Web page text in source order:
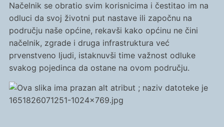
Načelnik se obratio svim korisnicima i čestitao im na
odluci da svoj životni put nastave ili započnu na
području naše općine, rekavši kako općinu ne čini
načelnik, zgrade i druga infrastruktura već
prvenstveno ljudi, istaknuvši time važnost odluke
svakog pojedinca da ostane na ovom području.